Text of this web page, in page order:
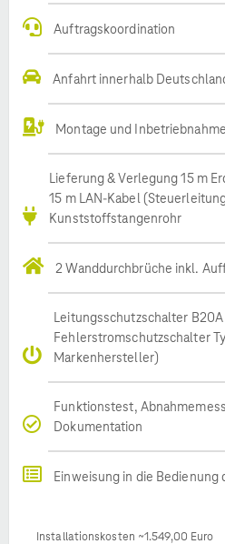
Auftragskoordination
Anfahrt innerhalb
Montage und
Lieferung & Verlegung 15 m
15 m LAN-Kabel
Kunststoffstangenrohr
2 Wanddurchbrüche inkl.
Leitungsschutzschalter B20A
Fehlerstromschutzschalter
Markenhersteller)
Funktionstest,
Dokumentation
Einweisung in die Bedienung
Installationskosten ~1.549,00 Euro